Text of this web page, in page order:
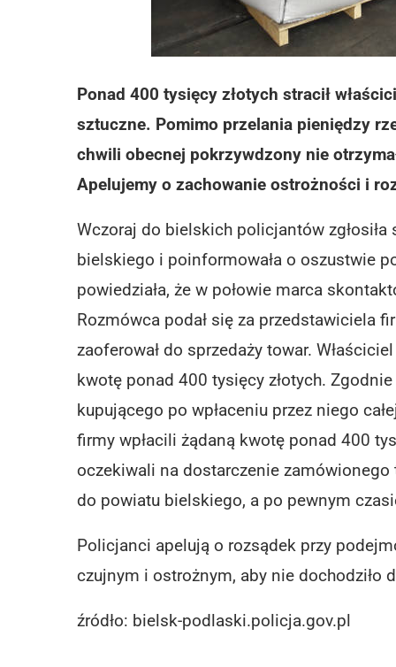
Ponad 400 tysięcy złotych stracił
sztuczne. Pomimo przelania pieniędzy
chwili obecnej pokrzywdzony nie
Apelujemy o zachowanie ostrożności i
Wczoraj do bielskich policjantów
bielskiego i poinformowała o oszustwie
powiedziała, że w połowie marca
Rozmówca podał się za przedstawiciela
zaoferował do sprzedaży towar.
kwotę ponad 400 tysięcy złotych.
kupującego po wpłaceniu przez niego
firmy wpłacili żądaną kwotę ponad 400
oczekiwali na dostarczenie
do powiatu bielskiego, a po pewnym
Policjanci apelują o rozsądek przy
czujnym i ostrożnym, aby nie dochodziło
źródło: bielsk-podlaski.policja.gov.pl